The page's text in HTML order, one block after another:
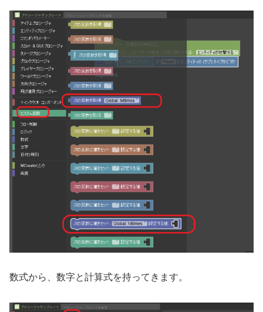
数式から、数字と計算式を持ってきます。